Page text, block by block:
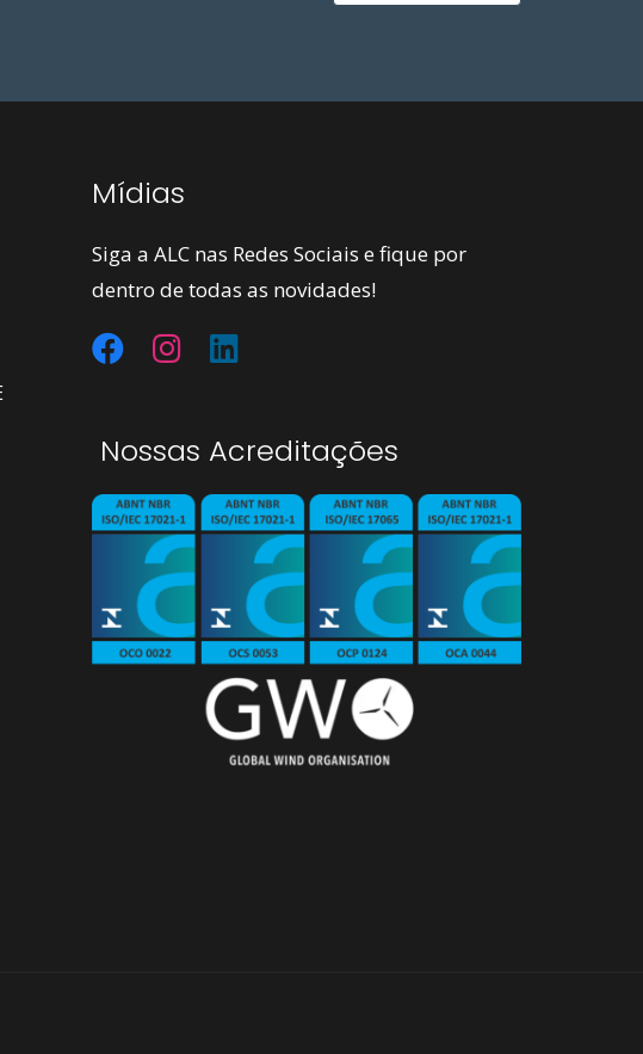
Mídias
Siga a ALC nas Redes Sociais e fique por
dentro de todas as novidades!
Nossas Acreditações